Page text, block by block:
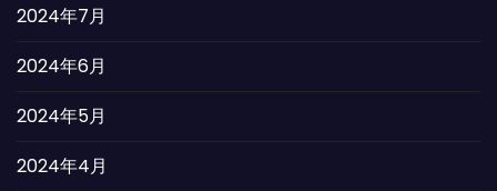
2024年7月
2024年6月
2024年5月
2024年4月